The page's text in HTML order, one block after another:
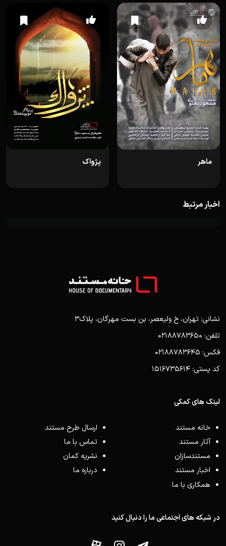
ماهر پژواک
اخبار مرتبط
نشانی: تهران، خ ولیعصر، بن بست مهرگان، پلاک3
تلفن: 02188783650
فکس: 02188783645
کد پستی: 1516735614
لینک های کمکی
خانه مستند
آثار مستند
مستندسازان
اخبار مستند
همکاری با ما
ارسال طرح مستند
تماس با ما
نشریه کمان
درباره ما
در شبکه های اجتماعی ما را دنبال کنید